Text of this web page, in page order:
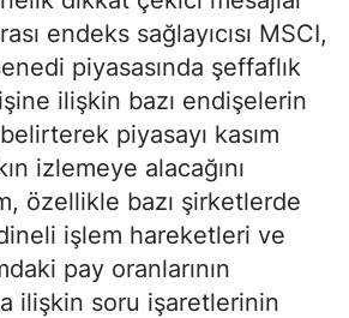
endeks sağlayıcısı MSCI,
piyasasında şeffaflık
ilişkin bazı endişelerin
piyasayı kasım
izlemeye alacağını
özellikle bazı şirketlerde
işlem hareketleri ve
pay oranlarının
ilişkin soru işaretlerinin